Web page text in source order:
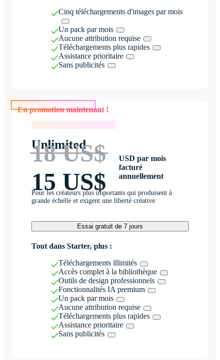
Cinq téléchargements d'images par mois
Un pack par mois
Aucune attribution requise
Téléchargements plus rapides
Assistance prioritaire
Sans publicités
En promotion maintenant !
Unlimited
18 US$
15 US$
USD par mois
facturé
annuellement
Pour les créateurs plus importants qui produisent à
grande échelle et exigent une liberté créative
Essai gratuit de 7 jours
Tout dans Starter, plus :
Téléchargements illimités
Accès complet à la bibliothèque
Outils de design professionnels
Fonctionnalités IA premium
Un pack par mois
Aucune attribution requise
Téléchargements plus rapides
Assistance prioritaire
Sans publicités